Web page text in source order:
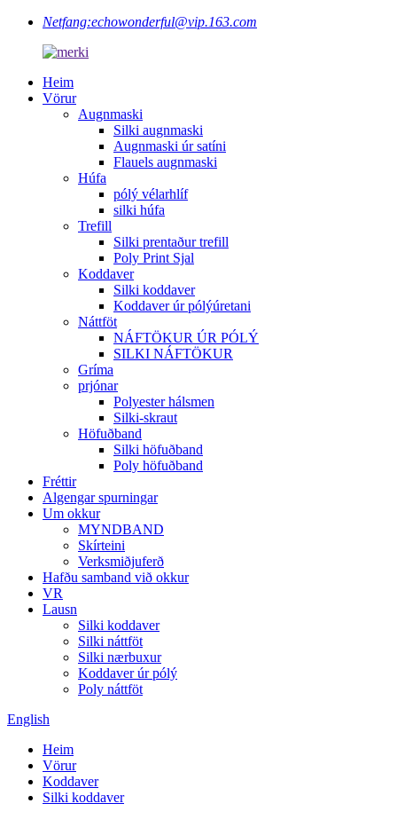
Netfang:echowonderful@vip.163.com
Heim
Vörur
Augnmaski
Silki augnmaski
Augnmaski úr satíni
Flauels augnmaski
Húfa
pólý vélarhlíf
silki húfa
Trefill
Silki prentaður trefill
Poly Print Sjal
Koddaver
Silki koddaver
Koddaver úr pólýúretani
Náttföt
NÁFTÖKUR ÚR PÓLÝ
SILKI NÁFTÖKUR
Gríma
prjónar
Polyester hálsmen
Silki-skraut
Höfuðband
Silki höfuðband
Poly höfuðband
Fréttir
Algengar spurningar
Um okkur
MYNDBAND
Skírteini
Verksmiðjuferð
Hafðu samband við okkur
VR
Lausn
Silki koddaver
Silki náttföt
Silki nærbuxur
Koddaver úr pólý
Poly náttföt
English
Heim
Vörur
Koddaver
Silki koddaver